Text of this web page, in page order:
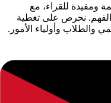
ومفيدة للقراء، مع
نحرص على تغطية
والطلاب وأولياء الأمور.
الحصول على فهم أفضل
بآخر التطورات والأخبار.